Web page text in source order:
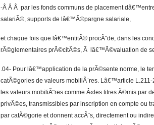
-Â Â Â par les fonds communs de placement
salariÃ©, supports de lâ€™Ã©pargne salariale,
et chaque fois que lâ€™entitÃ© procÃ¨de, dans les
rÃ©glementaires prÃ©citÃ©s, Ã lâ€™Ã©valuation de
.04- Pour lâ€™application de la prÃ©sente norme, le
catÃ©gories de valeurs mobiliÃ¨res. Lâ€™article
les valeurs mobiliÃ¨res comme Â«les titres Ã©mis par
privÃ©es, transmissibles par inscription en compte ou
par catÃ©gorie et donnent accÃ¨s, directement ou